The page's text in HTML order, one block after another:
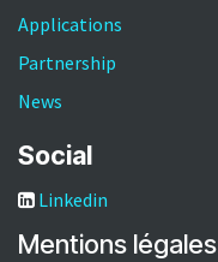
Applications
Partnership
News
Social
Linkedin
Mentions légales​